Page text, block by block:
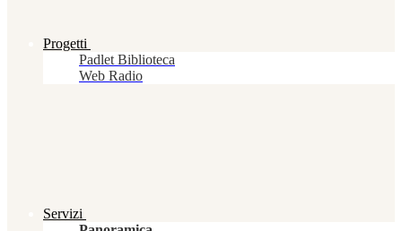
Progetti
Padlet Biblioteca
Web Radio
Servizi